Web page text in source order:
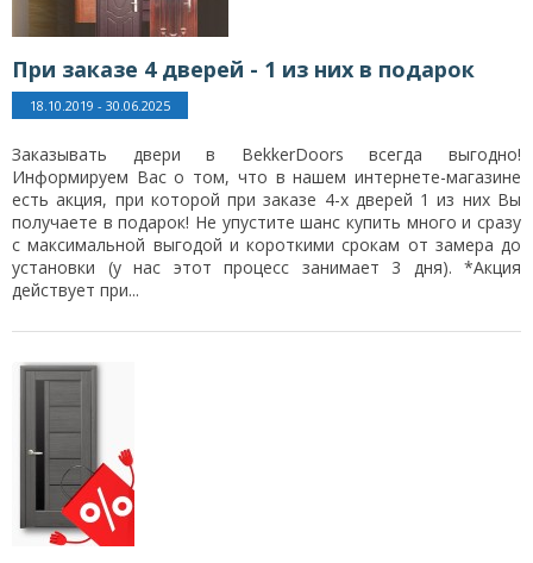
При заказе 4 дверей - 1 из них в подарок
18.10.2019 - 30.06.2025
Заказывать двери в BekkerDoors всегда выгодно!
Информируем Вас о том, что в нашем интернете-магазине
есть акция, при которой при заказе 4-х дверей 1 из них Вы
получаете в подарок! Не упустите шанс купить много и сразу
с максимальной выгодой и короткими срокам от замера до
установки (у нас этот процесс занимает 3 дня). *Акция
действует при...